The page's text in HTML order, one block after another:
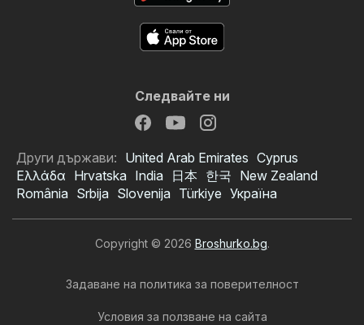
Следвайте ни
Други държави: United Arab Emirates Cyprus
Ελλάδα Hrvatska India 日本 한국 New Zealand
România Srbija Slovenija Türkiye Україна
Copyright © 2026 Broshurko.bg.
Задаване на политика за поверителност
Условия за ползване на сайта